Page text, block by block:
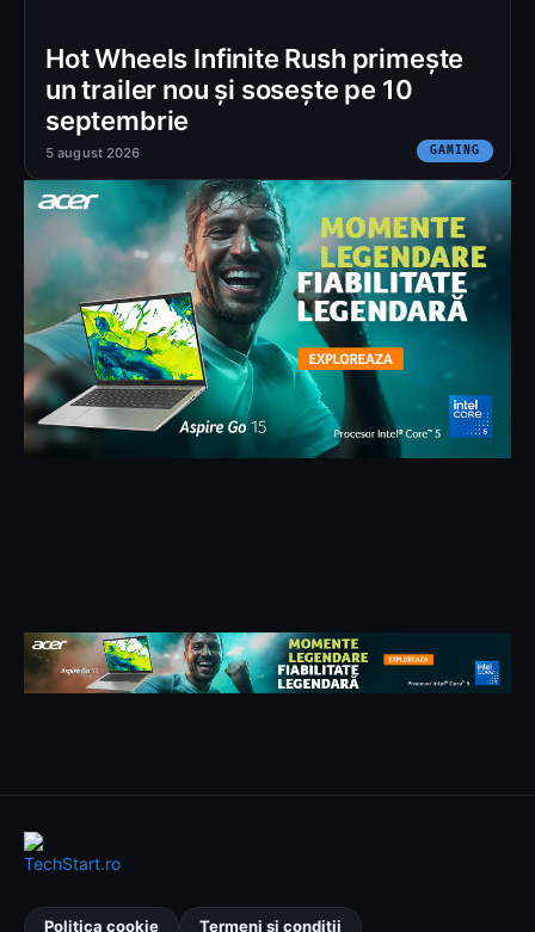
Hot Wheels Infinite Rush primește
un trailer nou și sosește pe 10
septembrie
GAMING
5 august 2026
Politica cookie Termeni și condiții